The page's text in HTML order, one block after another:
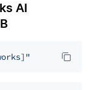
AI